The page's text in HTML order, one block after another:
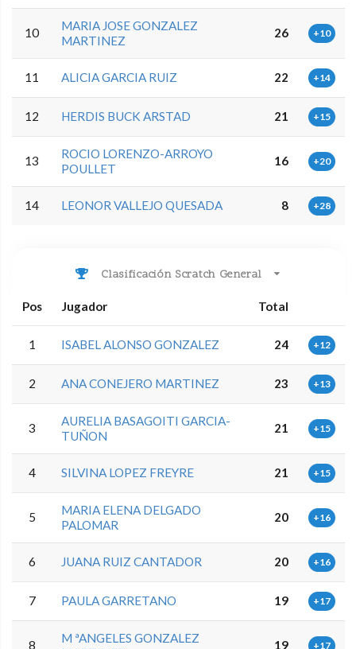
10
MARIA JOSE GONZALEZ
MARTINEZ
26 +10
11 ALICIA GARCIA RUIZ 22 +14
12 HERDIS BUCK ARSTAD 21 +15
13
ROCIO LORENZO-ARROYO
POULLET
16 +20
14 LEONOR VALLEJO QUESADA 8 +28
Clasificación Scratch General
Pos Jugador Total
1 ISABEL ALONSO GONZALEZ 24 +12
2 ANA CONEJERO MARTINEZ 23 +13
3
AURELIA BASAGOITI GARCIA-
TUÑON
21 +15
4 SILVINA LOPEZ FREYRE 21 +15
5
MARIA ELENA DELGADO
PALOMAR
20 +16
6 JUANA RUIZ CANTADOR 20 +16
7 PAULA GARRETANO 19 +17
8
M ªANGELES GONZALEZ
19 +17